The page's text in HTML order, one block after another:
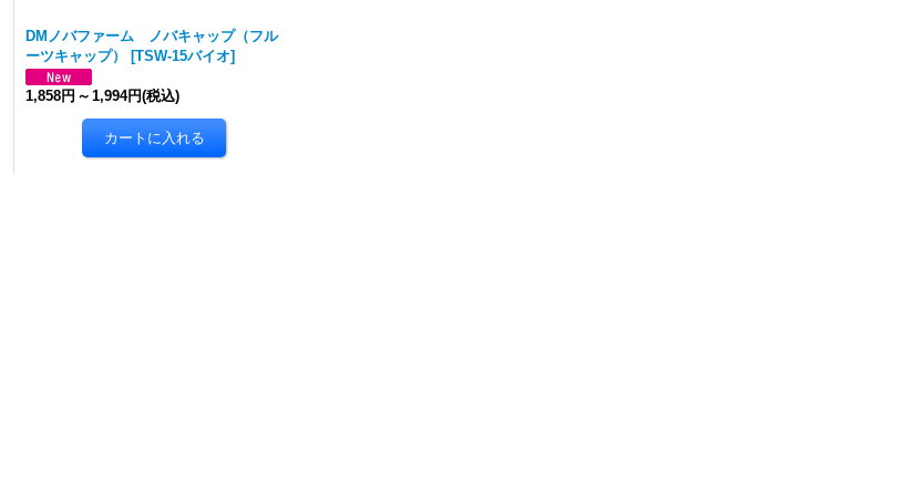
DMノバファーム ノバキャップ（フル
ーツキャップ）
[TSW-15バイオ]
1,858円 ～ 1,994円(税込)